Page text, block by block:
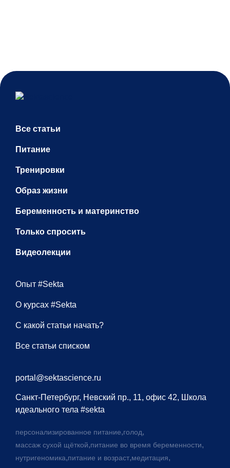
Все статьи
Питание
Тренировки
Образ жизни
Беременность и материнство
Только спросить
Видеолекции
Опыт #Sekta
О курсах #Sekta
С какой статьи начать?
Все статьи списком
portal@sektascience.ru
Санкт-Петербург, Невский пр., 11, офис 42, Школа
идеального тела #sekta
персонализированное питание,голод,
массаж сухой щёткой,питание во время беременности,
нутригеномика,питание и возраст,медитация,